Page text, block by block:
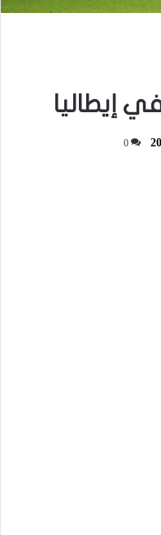
إيطاليا
0